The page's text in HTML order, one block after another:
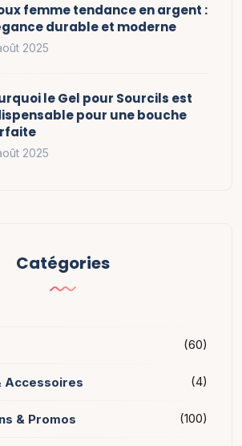
femme tendance en argent :
durable et moderne
2025
le Gel pour Sourcils est
pour une bouche
2025
Catégories
(60)
Accessoires (4)
& Promos (100)